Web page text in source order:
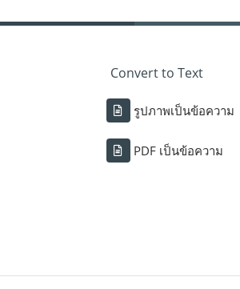
Convert to Text
รูปภาพเป็นข้อความ
PDF เป็นข้อความ